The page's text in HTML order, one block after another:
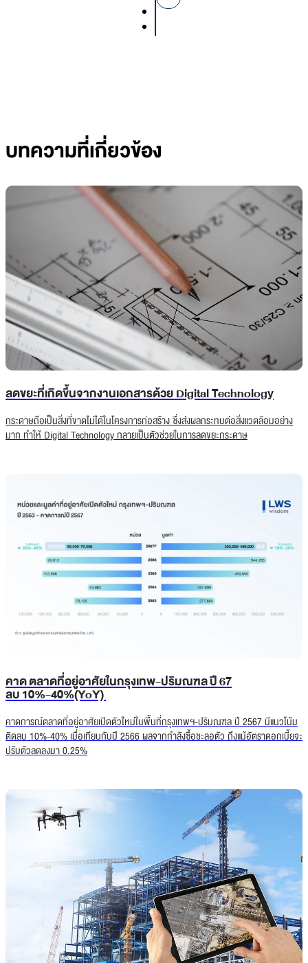
บทความที่เกี่ยวข้อง
ลดขยะที่เกิดขึ้นจากงานเอกสารด้วย Digital Technology
กระดาษถือเป็นสิ่งที่ขาดไม่ได้ในโครงการก่อสร้าง ซึ่งส่งผลกระทบต่อสิ่งแวดล้อมอย่าง
มาก ทำให้ Digital Technology กลายเป็นตัวช่วยในการลดขยะกระดาษ
คาด ตลาดที่อยู่อาศัยในกรุงเทพ-ปริมณฑล ปี 67
ลบ 10%-40%(YoY)
คาดการณ์ตลาดที่อยู่อาศัยเปิดตัวใหม่ในพื้นที่กรุงเทพฯ-ปริมณฑล ปี 2567 มีแนวโน้ม
ติดลบ 10%-40% เมื่อเทียบกับปี 2566 ผลจากกำลังซื้อชะลอตัว ถึงแม้อัตราดอกเบี้ยจะ
ปรับตัวลดลงมา 0.25%